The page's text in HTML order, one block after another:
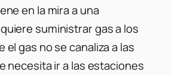
en la mira a una
suministrar gas a los
el gas no se canaliza a las
necesita ir a las estaciones